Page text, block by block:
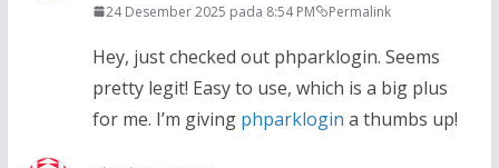
24 Desember 2025 pada 8:54 PM Permalink
Hey, just checked out phparklogin. Seems
pretty legit! Easy to use, which is a big plus
for me. I’m giving phparklogin a thumbs up!